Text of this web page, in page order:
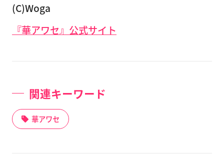
(C)Woga
『華アワセ』公式サイト
関連キーワード
華アワセ